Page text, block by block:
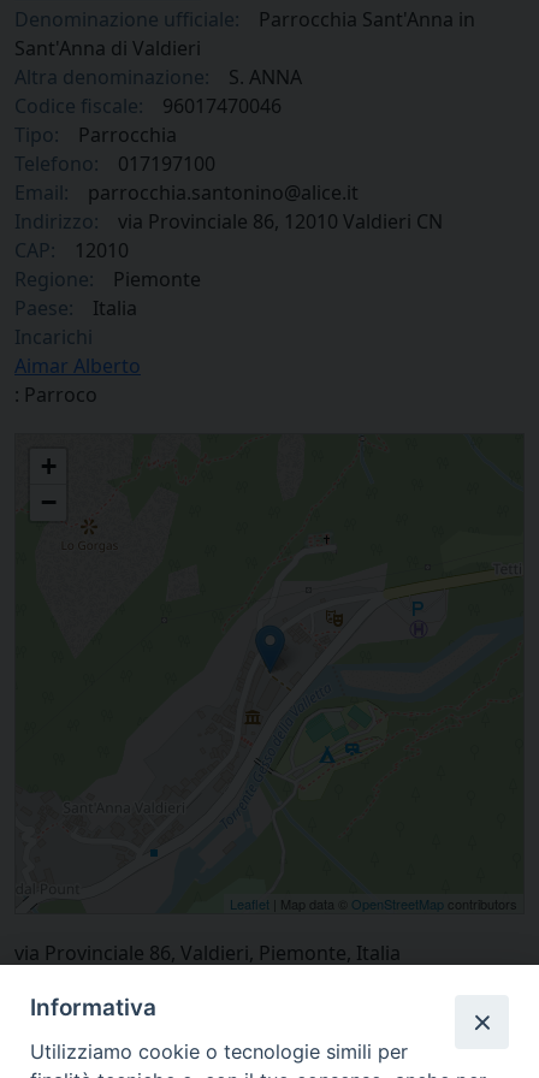
Denominazione ufficiale:
Parrocchia Sant'Anna in
Sant'Anna di Valdieri
Altra denominazione:
S. ANNA
Codice fiscale:
96017470046
Tipo:
Parrocchia
Telefono:
017197100
Email:
parrocchia.santonino@alice.it
Indirizzo:
via Provinciale 86, 12010 Valdieri CN
CAP:
12010
Regione:
Piemonte
Paese:
Italia
Incarichi
Aimar Alberto
: Parroco
+
−
Leaflet | Map data © OpenStreetMap contributors
via Provinciale 86, Valdieri, Piemonte, Italia
Informativa
Utilizziamo cookie o tecnologie simili per